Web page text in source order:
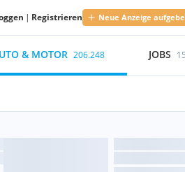
| Registrieren Neue Anzeige
& MOTOR 206.248 JOBS